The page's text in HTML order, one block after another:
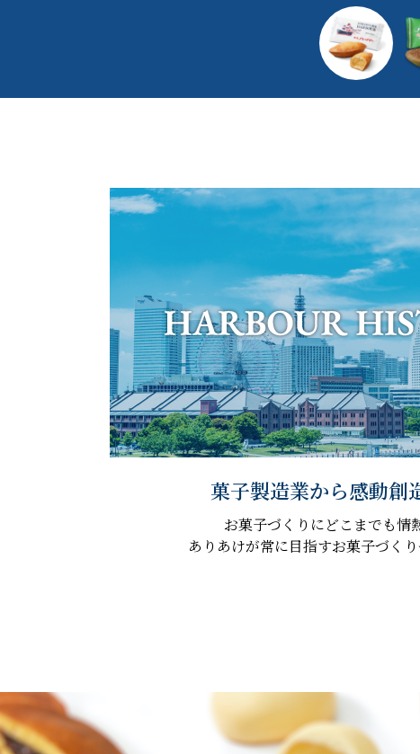
菓子製造業から感動創
お菓子づくりにどこまでも情
ありあけが常に目指すお菓子づくり